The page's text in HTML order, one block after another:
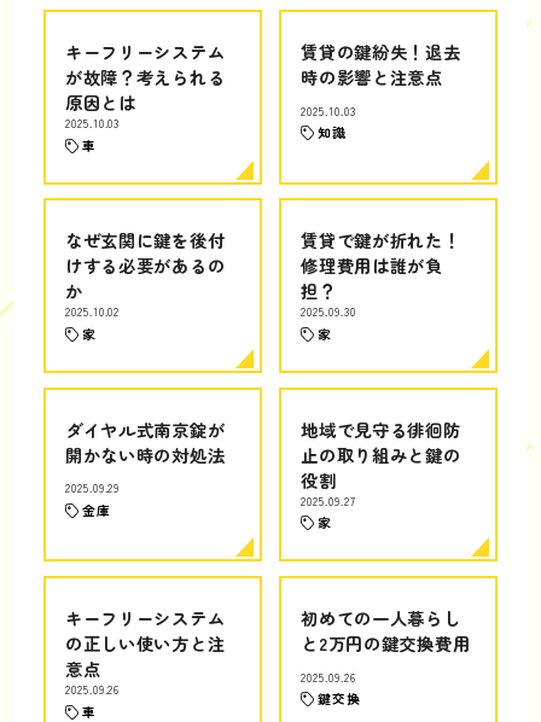
キーフリーシステム
が故障？考えられる
原因とは
2025.10.03
車
賃貸の鍵紛失！退去
時の影響と注意点
2025.10.03
知識
なぜ玄関に鍵を後付
けする必要があるの
か
2025.10.02
家
賃貸で鍵が折れた！
修理費用は誰が負
担？
2025.09.30
家
ダイヤル式南京錠が
開かない時の対処法
2025.09.29
金庫
地域で見守る徘徊防
止の取り組みと鍵の
役割
2025.09.27
家
キーフリーシステム
の正しい使い方と注
意点
2025.09.26
車
初めての一人暮らし
と2万円の鍵交換費用
2025.09.26
鍵交換